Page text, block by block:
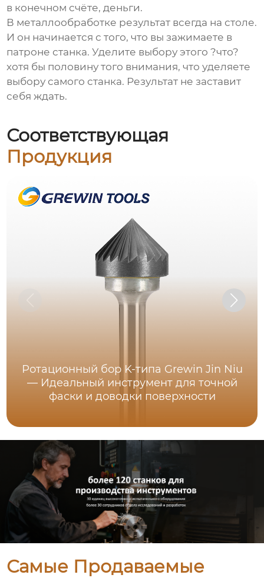
в конечном счёте, деньги.
В металлообработке результат всегда на столе.
И он начинается с того, что вы зажимаете в
патроне станка. Уделите выбору этого ?что?
хотя бы половину того внимания, что уделяете
выбору самого станка. Результат не заставит
себя ждать.
Соответствующая
Продукция
Ротационный бор K-типа Grewin Jin Niu
— Идеальный инструмент для точной
фаски и доводки поверхности
Самые Продаваемые